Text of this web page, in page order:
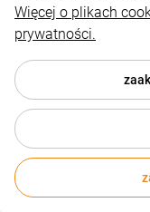
Więcej o plikach
prywatności.